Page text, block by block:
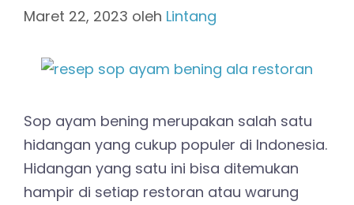
Maret 22, 2023 oleh Lintang
Sop ayam bening merupakan salah satu
hidangan yang cukup populer di Indonesia.
Hidangan yang satu ini bisa ditemukan
hampir di setiap restoran atau warung